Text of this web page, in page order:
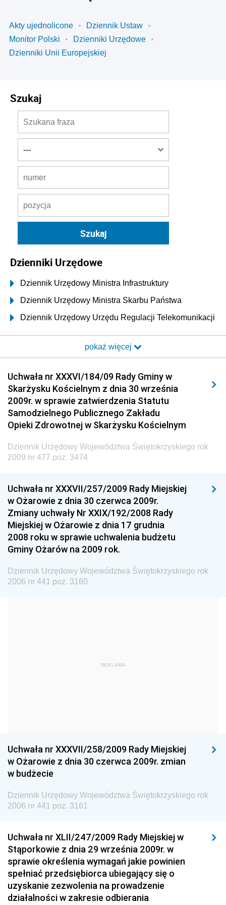
Akty ujednolicone
Dziennik Ustaw
Monitor Polski
Dzienniki Urzędowe
Dzienniki Unii Europejskiej
Szukaj
Dzienniki Urzędowe
Dziennik Urzędowy Ministra Infrastruktury
Dziennik Urzędowy Ministra Skarbu Państwa
Dziennik Urzędowy Urzędu Regulacji Telekomunikacji
Dziennik Urzędowy Ministra Transportu i Budownictwa
Elektronicznej
Dziennik Urzędowy Ministra Spraw Wewnętrznych i
Administracji
Dziennik Urzędowy Ministra Transportu
Dziennik Urzędowy Ministra Budownictwa
Dziennik Urzędowy Ministra Nauki i Szkolnictwa
Dziennik Urzędowy Głównego Urzędu Miar
Dziennik Urzędowy Ministra Rolnictwa i Rozwoju Wsi
Dziennik Urzędowy Ministra Edukacji Narodowej i
Sportu
Dziennik Urzędowy Ministra Edukacji i Nauki
Dziennik Urzędowy Ministra Edukacji Narodowej
Dziennik Urzędowy Ministra Gospodarki Morskiej
Dziennik Urzędowy Ministra Kultury i Dziedzictwa
Dziennik Urzędowy Ministra Pracy i Polityki
Społecznej
Dziennik Urzędowy Urzędu Lotnictwa Cywilnego
Dziennik Urzędowy Ministerstwa Hutnictwa i
Przemysłu Maszynowego
Dziennik Urzędowy Ministerstwa Zdrowia i Opieki
Społecznej
Dziennik Urzędowy Ministerstwa Rolnictwa, Leśnictwa
pokaż więcej
Uchwała nr XXXVI/184/09 Rady Gminy w
Skarżysku Kościelnym z dnia 30 września
2009r. w sprawie zatwierdzenia Statutu
Samodzielnego Publicznego Zakładu
Opieki Zdrowotnej w Skarżysku Kościelnym
Dziennik Urzędowy Województwa Świętokrzyskiego rok
2009 nr 477 poz. 3474
Uchwała nr XXXVII/257/2009 Rady Miejskiej
w Ożarowie z dnia 30 czerwca 2009r.
Zmiany uchwały Nr XXIX/192/2008 Rady
Miejskiej w Ożarowie z dnia 17 grudnia
2008 roku w sprawie uchwalenia budżetu
Gminy Ożarów na 2009 rok.
Dziennik Urzędowy Województwa Świętokrzyskiego rok
2006 nr 441 poz. 3160
REKLAMA
Uchwała nr XXXVII/258/2009 Rady Miejskiej
w Ożarowie z dnia 30 czerwca 2009r. zmian
w budżecie
Dziennik Urzędowy Województwa Świętokrzyskiego rok
2006 nr 441 poz. 3161
Uchwała nr XLII/247/2009 Rady Miejskiej w
Stąporkowie z dnia 29 września 2009r. w
sprawie określenia wymagań jakie powinien
spełniać przedsiębiorca ubiegający się o
uzyskanie zezwolenia na prowadzenie
działalności w zakresie odbierania